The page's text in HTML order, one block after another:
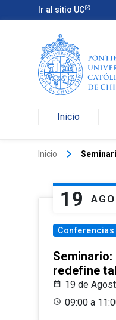
Ir al sitio UC
Inicio
Inicio keyboard_arrow_right
19 AGO
Conferencias
redefine
19 de
09:00 a